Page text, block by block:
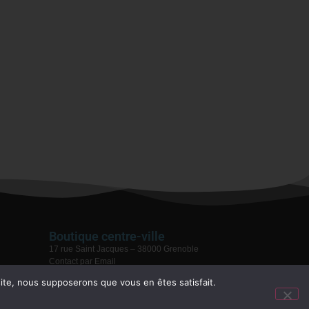
Boutique centre-ville
17 rue Saint Jacques – 38000 Grenoble
Contact par Email
nous supposerons que vous en êtes satisfait.